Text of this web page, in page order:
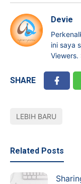
Devie
ini saya
Viewers.
SHARE
LEBIH BARU
Related Posts